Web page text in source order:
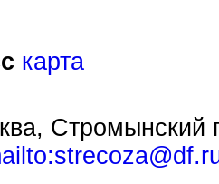
карта
Стромынский